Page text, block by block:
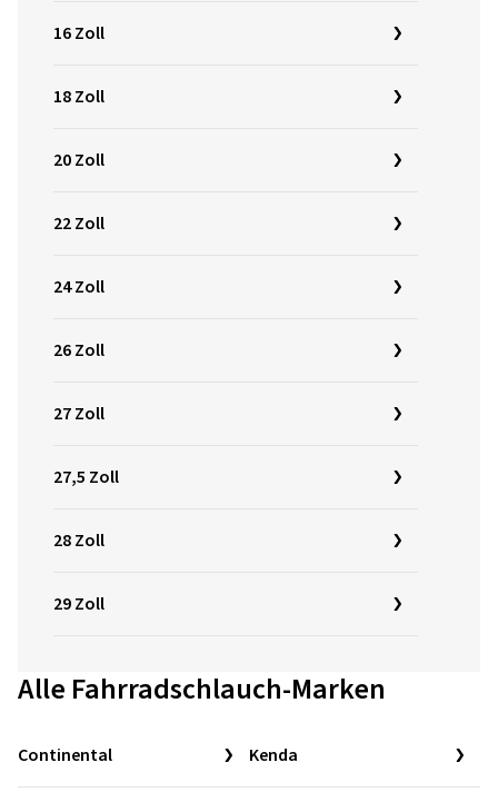
16 Zoll
18 Zoll
20 Zoll
22 Zoll
24 Zoll
26 Zoll
27 Zoll
27,5 Zoll
28 Zoll
29 Zoll
Alle Fahrradschlauch-Marken
Continental Kenda